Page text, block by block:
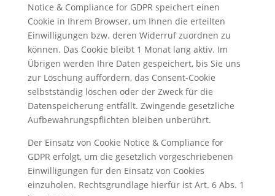
Notice & Compliance for GDPR speichert einen
Cookie in Ihrem Browser, um Ihnen die erteilten
Einwilligungen bzw. deren Widerruf zuordnen zu
können. Das Cookie bleibt 1 Monat lang aktiv. Im
Übrigen werden Ihre Daten gespeichert, bis Sie uns
zur Löschung auffordern, das Consent-Cookie
selbstständig löschen oder der Zweck für die
Datenspeicherung entfällt. Zwingende gesetzliche
Aufbewahrungspflichten bleiben unberührt.
Der Einsatz von Cookie Notice & Compliance for
GDPR erfolgt, um die gesetzlich vorgeschriebenen
Einwilligungen für den Einsatz von Cookies
einzuholen. Rechtsgrundlage hierfür ist Art. 6 Abs. 1